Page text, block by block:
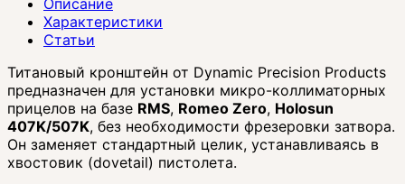
Характеристики
Статьи
Титановый кронштейн от Dynamic Precision Products
предназначен для установки микро-коллиматорных
прицелов на базе RMS, Romeo Zero, Holosun
407K/507K, без необходимости фрезеровки затвора.
Он заменяет стандартный целик, устанавливаясь в
хвостовик (dovetail) пистолета.